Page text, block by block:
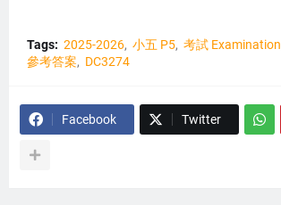
Tags: 2025-2026 小五 P5 考試 Examination
參考答案
DC3274
Facebook Twitter